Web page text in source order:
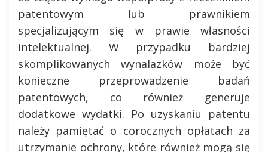
patentowym lub prawnikiem
specjalizującym się w prawie własności
intelektualnej. W przypadku bardziej
skomplikowanych wynalazków może być
konieczne przeprowadzenie badań
patentowych, co również generuje
dodatkowe wydatki. Po uzyskaniu patentu
należy pamiętać o corocznych opłatach za
utrzymanie ochrony, które również mogą się